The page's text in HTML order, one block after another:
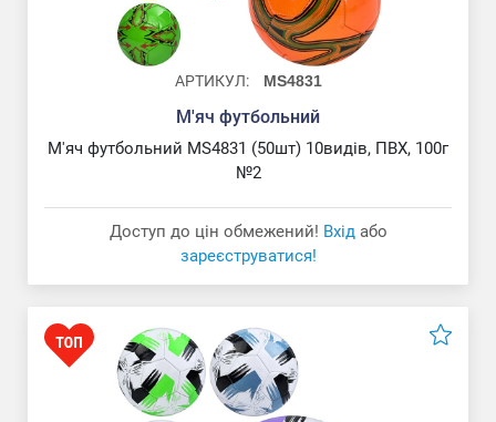
АРТИКУЛ: MS4831
М'яч футбольний
М'яч футбольний MS4831 (50шт) 10видів, ПВХ, 100г
№2
Доступ до цін обмежений! Вхід або
зареєструватися!